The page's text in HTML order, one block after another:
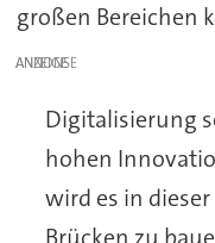
großen Bereichen
ANZEIGE
Digitalisierung
hohen
wird es in